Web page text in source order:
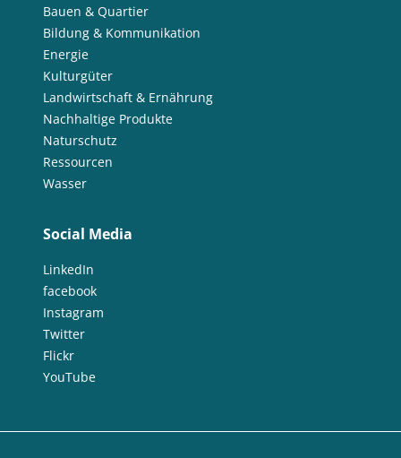
Bauen & Quartier
Bildung & Kommunikation
Energie
Kulturgüter
Landwirtschaft & Ernährung
Nachhaltige Produkte
Naturschutz
Ressourcen
Wasser
Social Media
LinkedIn
facebook
Instagram
Twitter
Flickr
YouTube